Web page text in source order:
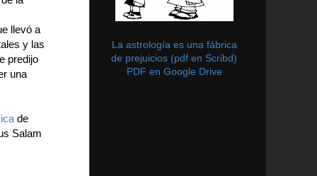
llevó a
y las
predijo
una
de
Salam
La astrología es una fábrica
de prejuicios (pdf en Scribd)
PDF en Google Drive